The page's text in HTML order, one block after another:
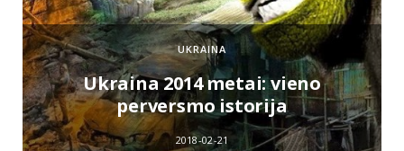
UKRAINA
Ukraina 2014 metai: vieno
perversmo istorija
2018-02-21